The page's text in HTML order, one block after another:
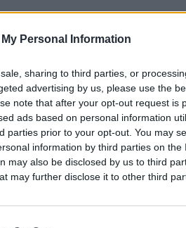
Personal Information
sharing to third parties, or
advertising by us, please use the
note that after your opt-out request is
ads based on personal information
parties prior to your opt-out. You may
information by third parties on the
may also be disclosed by us to third
may further disclose it to other third